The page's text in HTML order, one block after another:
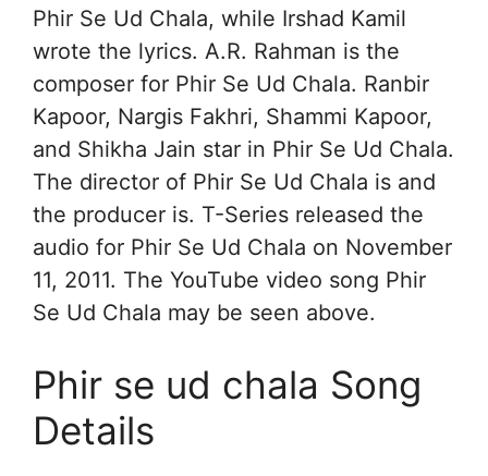
Phir Se Ud Chala, while Irshad Kamil
wrote the lyrics. A.R. Rahman is the
composer for Phir Se Ud Chala. Ranbir
Kapoor, Nargis Fakhri, Shammi Kapoor,
and Shikha Jain star in Phir Se Ud Chala.
The director of Phir Se Ud Chala is and
the producer is. T-Series released the
audio for Phir Se Ud Chala on November
11, 2011. The YouTube video song Phir
Se Ud Chala may be seen above.
Phir se ud chala Song
Details